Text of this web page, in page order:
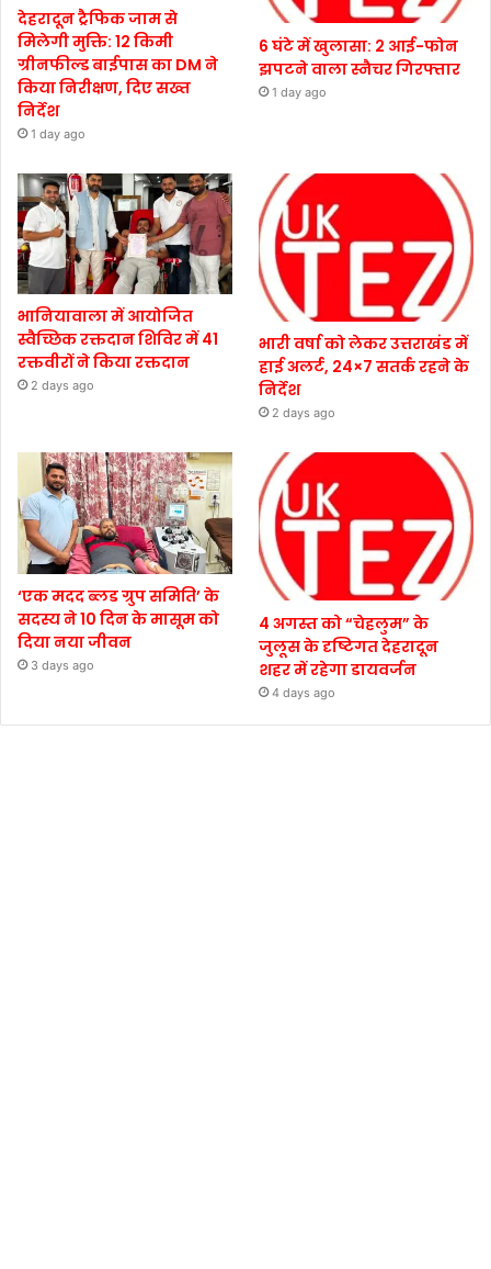
देहरादून ट्रैफिक जाम से
मिलेगी मुक्ति: 12 किमी
ग्रीनफील्ड बाईपास का DM ने
किया निरीक्षण, दिए सख्त
निर्देश
1 day ago
6 घंटे में खुलासा: 2 आई-फोन
झपटने वाला स्नैचर गिरफ्तार
1 day ago
भानियावाला में आयोजित
स्वैच्छिक रक्तदान शिविर में 41
रक्तवीरों ने किया रक्तदान
2 days ago
भारी वर्षा को लेकर उत्तराखंड में
हाई अलर्ट, 24×7 सतर्क रहने के
निर्देश
2 days ago
‘एक मदद ब्लड ग्रुप समिति’ के
सदस्य ने 10 दिन के मासूम को
दिया नया जीवन
3 days ago
4 अगस्त को “चेहलुम” के
जुलूस के दृष्टिगत देहरादून
शहर में रहेगा डायवर्जन
4 days ago